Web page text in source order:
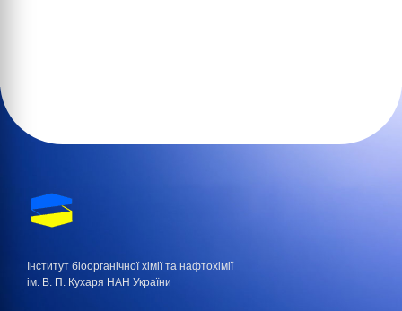
Інститут біоорганічної хімії та нафтохімії
ім. В. П. Кухаря НАН України